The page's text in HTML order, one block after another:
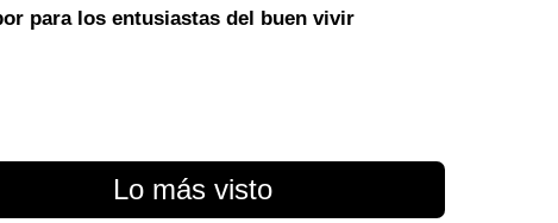
para los entusiastas del buen vivir
Lo más visto